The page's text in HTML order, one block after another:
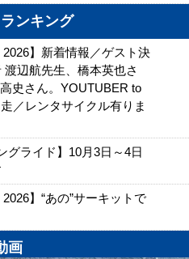
ンキング
2026】新着情報／ゲスト決
辺航先生、橋本英也さ
史さん。YOUTUBER to
／レンタサイクル有りま
グライド】10月3日～4日
】“あの”サーキットで
画